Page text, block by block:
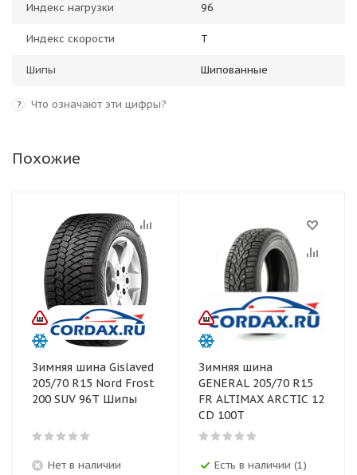
Индекс нагрузки 96
Индекс скорости T
Шипы Шипованные
? Что означают эти цифры?
Похожие
Зимняя шина Gislaved
205/70 R15 Nord Frost
200 SUV 96T Шипы
Нет в наличии
Зимняя шина
GENERAL 205/70 R15
FR ALTIMAX ARCTIC 12
CD 100T
Есть в наличии (1)